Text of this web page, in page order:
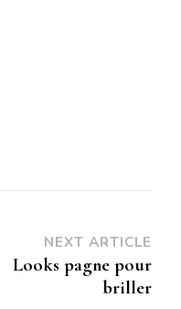
NEXT ARTICLE
Looks pagne pour
briller